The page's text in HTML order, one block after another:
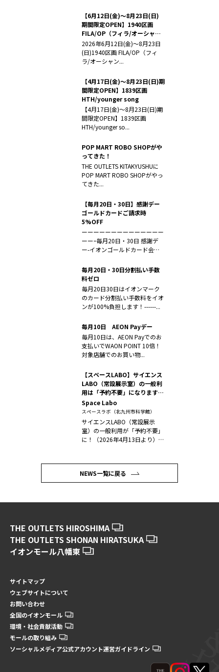
【6月12日(金)～8月23日(日)
期間限定OPEN】1940区画
FILA/OP（フィラ/オーシャン
パシフィック）
2026年6月12日(金)～8月23日
(日)1940区画 FILA/OP（フィ
ラ/オーシャン...
【4月17日(金)～8月23日(日)期
間限定OPEN】1839区画
HTH/younger song
【4月17日(金)～8月23日(日)期
間限定OPEN】1839区画
HTH/younger so...
POP MART ROBO SHOPがや
ってきた！
THE OUTLETS KITAKYUSHUに
POP MART ROBO SHOPがやっ
てきた...
【毎月20日・30日】感謝デー
ゴールドカードご請求時
5%OFF
ーーーーーーーーーーーーーー
ーーｰ毎月20日・30日 感謝デ
ー-イオンゴールドカード会員
毎月20日・30日分割払い手数
料ゼロ
毎月20日30日はイオンマーク
のカード分割払い手数料をイオ
ンが100%負担します！------...
毎月10日 AEON Payデー
毎月10日は、AEON Payでのお
支払いでWAON POINT 10倍！
対象店舗でのお買い物...
【スペースLABO】サイエンス
LABO（常設展示室）の一般利
用は「予約不要」になります
（2026年4月13日より）
Space Labo
スペースラボ（北九州市科学館）
サイエンスLABO（常設展示
室）の一般利用が「予約不要」
に！（2026年4月13日より）い
NEWS一覧に戻る
THE OUTLETS HIROSHIMA
THE OUTLETS SHONAN HIRATSUKA
イオンモール八幡東
サイトマップ
ウェブサイトについて
お問い合わせ
全国のイオンモール
環境・社会貢献活動
モールの取り組み
ソーシャルメディア公式アカウント運営ガイドライン